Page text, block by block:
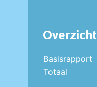
Overzicht
Basisrapport
Totaal